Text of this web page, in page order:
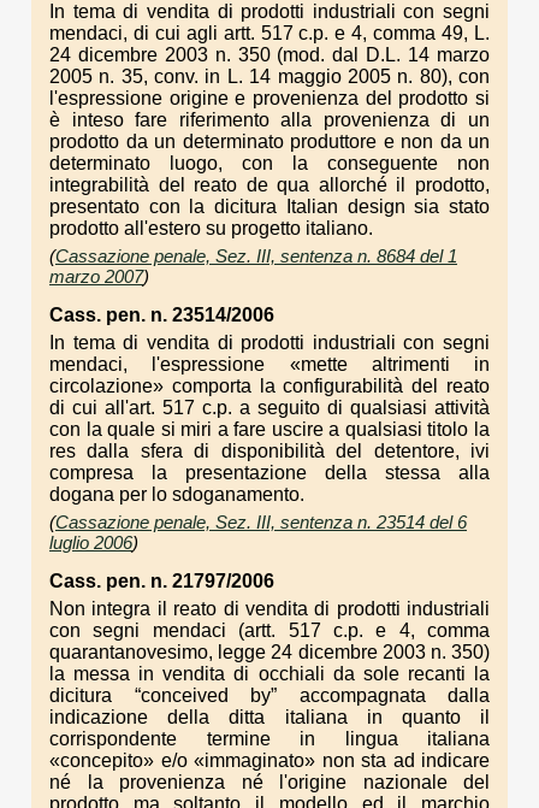
In tema di vendita di prodotti industriali con segni
mendaci, di cui agli artt. 517 c.p. e 4, comma 49, L.
24 dicembre 2003 n. 350 (mod. dal D.L. 14 marzo
2005 n. 35, conv. in L. 14 maggio 2005 n. 80), con
l'espressione origine e provenienza del prodotto si
è inteso fare riferimento alla provenienza di un
prodotto da un determinato produttore e non da un
determinato luogo, con la conseguente non
integrabilità del reato de qua allorché il prodotto,
presentato con la dicitura Italian design sia stato
prodotto all'estero su progetto italiano.
(Cassazione penale, Sez. III, sentenza n. 8684 del 1
marzo 2007)
Cass. pen. n. 23514/2006
In tema di vendita di prodotti industriali con segni
mendaci, l'espressione «mette altrimenti in
circolazione» comporta la configurabilità del reato
di cui all'art. 517 c.p. a seguito di qualsiasi attività
con la quale si miri a fare uscire a qualsiasi titolo la
res dalla sfera di disponibilità del detentore, ivi
compresa la presentazione della stessa alla
dogana per lo sdoganamento.
(Cassazione penale, Sez. III, sentenza n. 23514 del 6
luglio 2006)
Cass. pen. n. 21797/2006
Non integra il reato di vendita di prodotti industriali
con segni mendaci (artt. 517 c.p. e 4, comma
quarantanovesimo, legge 24 dicembre 2003 n. 350)
la messa in vendita di occhiali da sole recanti la
dicitura “conceived by” accompagnata dalla
indicazione della ditta italiana in quanto il
corrispondente termine in lingua italiana
«concepito» e/o «immaginato» non sta ad indicare
né la provenienza né l'origine nazionale del
prodotto ma soltanto il modello ed il marchio